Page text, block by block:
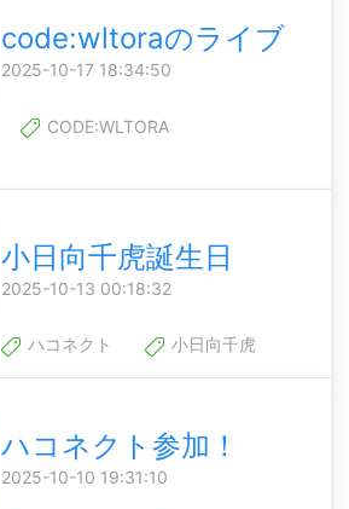
code:wltoraのライブ
2025-10-17 18:34:50
CODE:WLTORA
小日向千虎誕生日
2025-10-13 00:18:32
ハコネクト 小日向千虎
ハコネクト参加！
2025-10-10 19:31:10